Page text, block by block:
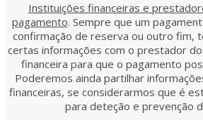
Instituições financeiras e
pagamento. Sempre que um
confirmação de reserva ou outro fim,
certas informações com o prestador
financeira para que o pagamento
Poderemos ainda partilhar
financeiras, se considerarmos que é
para deteção e prevenção